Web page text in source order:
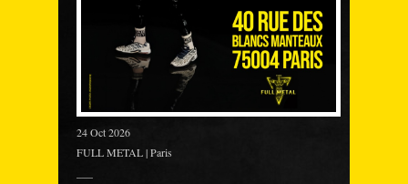
24 Oct 2026
FULL METAL | Paris